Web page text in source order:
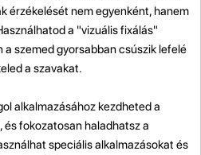
érzékelését nem egyenként, hanem
a "vizuális fixálás"
szemed gyorsabban csúszik lefelé
a szavakat.
alkalmazásához kezdheted a
és fokozatosan haladhatsz a
speciális alkalmazásokat és